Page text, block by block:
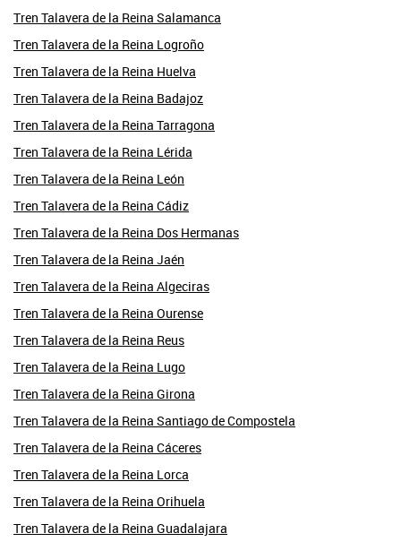
Tren Talavera de la Reina Salamanca
Tren Talavera de la Reina Logroño
Tren Talavera de la Reina Huelva
Tren Talavera de la Reina Badajoz
Tren Talavera de la Reina Tarragona
Tren Talavera de la Reina Lérida
Tren Talavera de la Reina León
Tren Talavera de la Reina Cádiz
Tren Talavera de la Reina Dos Hermanas
Tren Talavera de la Reina Jaén
Tren Talavera de la Reina Algeciras
Tren Talavera de la Reina Ourense
Tren Talavera de la Reina Reus
Tren Talavera de la Reina Lugo
Tren Talavera de la Reina Girona
Tren Talavera de la Reina Santiago de Compostela
Tren Talavera de la Reina Cáceres
Tren Talavera de la Reina Lorca
Tren Talavera de la Reina Orihuela
Tren Talavera de la Reina Guadalajara